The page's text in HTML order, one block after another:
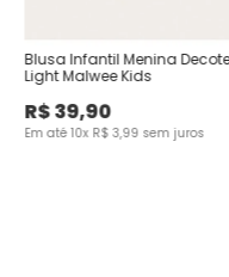
Blusa Infantil Menina
Light Malwee Kids
R$39,90
Em até10x R$ 3,99 sem juros